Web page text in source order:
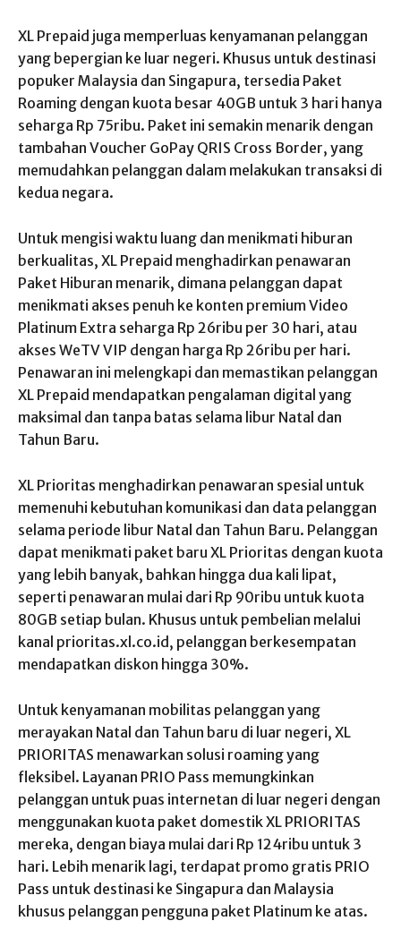
XL Prepaid juga memperluas kenyamanan pelanggan
yang bepergian ke luar negeri. Khusus untuk destinasi
popuker Malaysia dan Singapura, tersedia Paket
Roaming dengan kuota besar 40GB untuk 3 hari hanya
seharga Rp 75ribu. Paket ini semakin menarik dengan
tambahan Voucher GoPay QRIS Cross Border, yang
memudahkan pelanggan dalam melakukan transaksi di
kedua negara.
Untuk mengisi waktu luang dan menikmati hiburan
berkualitas, XL Prepaid menghadirkan penawaran
Paket Hiburan menarik, dimana pelanggan dapat
menikmati akses penuh ke konten premium Video
Platinum Extra seharga Rp 26ribu per 30 hari, atau
akses WeTV VIP dengan harga Rp 26ribu per hari.
Penawaran ini melengkapi dan memastikan pelanggan
XL Prepaid mendapatkan pengalaman digital yang
maksimal dan tanpa batas selama libur Natal dan
Tahun Baru.
XL Prioritas menghadirkan penawaran spesial untuk
memenuhi kebutuhan komunikasi dan data pelanggan
selama periode libur Natal dan Tahun Baru. Pelanggan
dapat menikmati paket baru XL Prioritas dengan kuota
yang lebih banyak, bahkan hingga dua kali lipat,
seperti penawaran mulai dari Rp 90ribu untuk kuota
80GB setiap bulan. Khusus untuk pembelian melalui
kanal prioritas.xl.co.id, pelanggan berkesempatan
mendapatkan diskon hingga 30%.
Untuk kenyamanan mobilitas pelanggan yang
merayakan Natal dan Tahun baru di luar negeri, XL
PRIORITAS menawarkan solusi roaming yang
fleksibel. Layanan PRIO Pass memungkinkan
pelanggan untuk puas internetan di luar negeri dengan
menggunakan kuota paket domestik XL PRIORITAS
mereka, dengan biaya mulai dari Rp 124ribu untuk 3
hari. Lebih menarik lagi, terdapat promo gratis PRIO
Pass untuk destinasi ke Singapura dan Malaysia
khusus pelanggan pengguna paket Platinum ke atas.